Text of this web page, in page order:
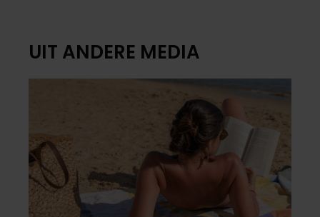
UIT ANDERE MEDIA